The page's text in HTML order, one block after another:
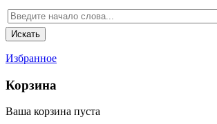
Избранное
Корзина
Ваша корзина пуста